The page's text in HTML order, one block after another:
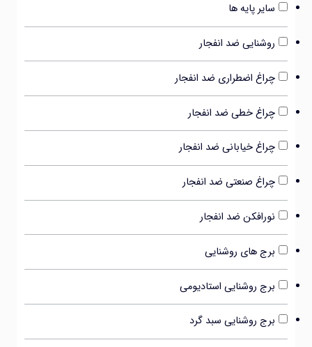
سایر پایه ها
روشنایی ضد انفجار
چراغ اضطراری ضد انفجار
چراغ خطی ضد انفجار
چراغ خیابانی ضد انفجار
چراغ صنعتی ضد انفجار
نورافکن ضد انفجار
برج های روشنایی
برج روشنایی استادیومی
برج روشنایی سبد گرد